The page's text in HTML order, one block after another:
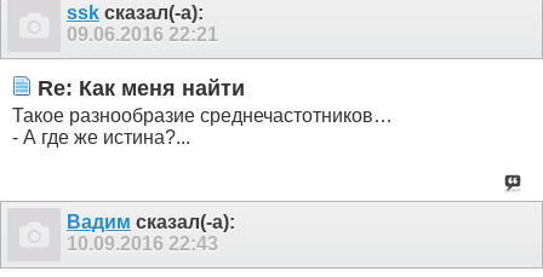
ssk сказал(-а):
09.06.2016 22:21
Re: Как меня найти
Такое разнообразие среднечастотников…
- А где же истина?...
Вадим сказал(-а):
10.09.2016 22:43